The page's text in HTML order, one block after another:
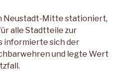
Neustadt-Mitte stationiert,
alle Stadtteile zur
informierte sich der
und legte Wert